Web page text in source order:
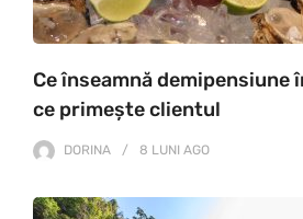
Ce înseamnă
ce primește clientul
DORINA 8 LUNI AGO